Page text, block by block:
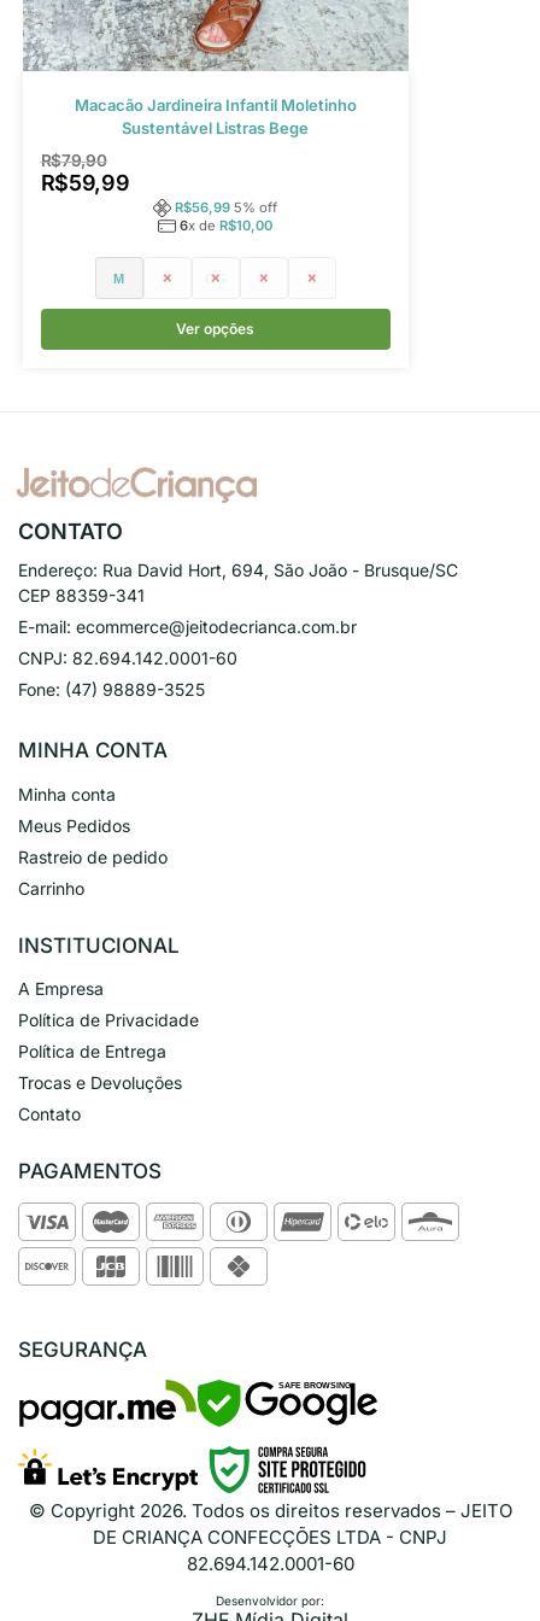
Macacão Jardineira Infantil Moletinho
Sustentável Listras Bege
R$79,90
R$59,99
R$56,99 5% off
6x deR$10,00
M G GG 1 2
Ver opções
CONTATO
Endereço: Rua David Hort, 694, São João - Brusque/SC
CEP 88359-341
E-mail: ecommerce@jeitodecrianca.com.br
CNPJ: 82.694.142.0001-60
Fone: (47) 98889-3525
MINHA CONTA
Minha conta
Meus Pedidos
Rastreio de pedido
Carrinho
INSTITUCIONAL
A Empresa
Política de Privacidade
Política de Entrega
Trocas e Devoluções
Contato
PAGAMENTOS
SEGURANÇA
SAFE BROWSING
© Copyright 2026. Todos os direitos reservados – JEITO
DE CRIANÇA CONFECÇÕES LTDA - CNPJ
82.694.142.0001-60
Desenvolvidor por: